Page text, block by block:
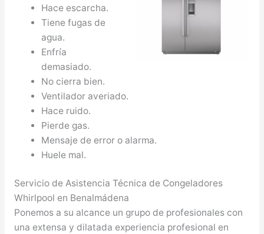
Hace escarcha.
Tiene fugas de
agua.
Enfría
demasiado.
No cierra bien.
Ventilador averiado.
Hace ruido.
Pierde gas.
Mensaje de error o alarma.
Huele mal.
Servicio de Asistencia Técnica de Congeladores
Whirlpool en Benalmádena
Ponemos a su alcance un grupo de profesionales con
una extensa y dilatada experiencia profesional en